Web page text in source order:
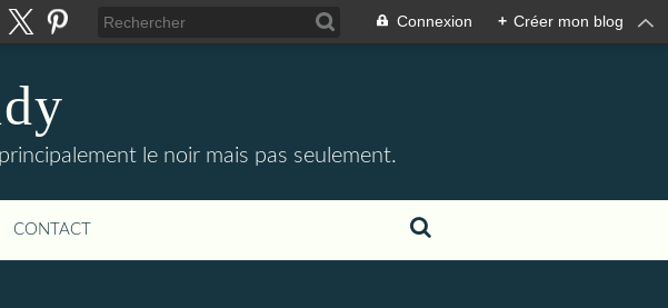
Connexion + Créer mon blog
le noir mais pas seulement.
CONTACT